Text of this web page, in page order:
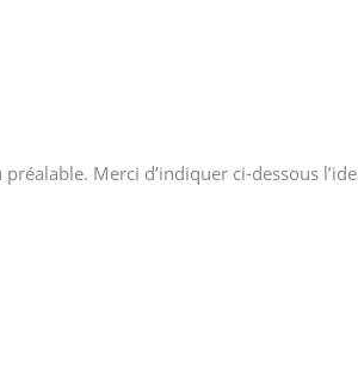
Merci d’indiquer ci-dessous